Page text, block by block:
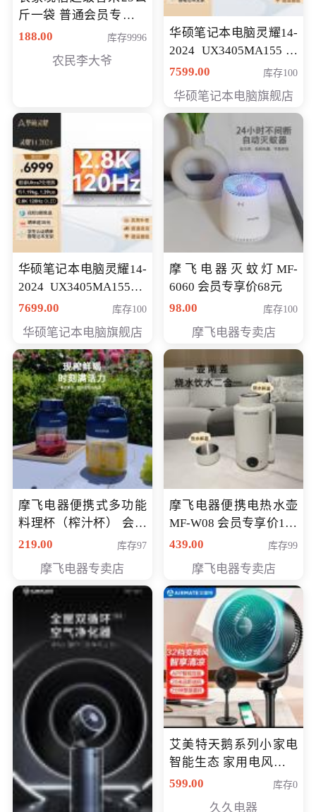
斤一袋 普通会员专享价
格178元
188.00 库存9996
农民李大爷
华硕笔记本电脑灵耀14-
2024 UX3405MA155冰
川银 oled 智慧轻薄本 会
7599.00 库存100
华硕笔记本电脑旗舰店
华硕笔记本电脑灵耀14-
2024 UX3405MA155夜
空蓝 oled 智慧轻薄本 会
7699.00 库存100
华硕笔记本电脑旗舰店
摩飞电器灭蚊灯MF-
6060 会员专享价68元
98.00
库存100
摩飞电器专卖店
摩飞电器便携式多功能
料理杯（榨汁杯） 会员
专享价118元
219.00 库存97
摩飞电器专卖店
摩飞电器便携电热水壶
MF-W08 会员专享价198
元
439.00 库存99
摩飞电器专卖店
艾美特天鹅系列小家电
智能生态 家用电风扇直
流变频节能轻音空气循
599.00 库存0
久久电器